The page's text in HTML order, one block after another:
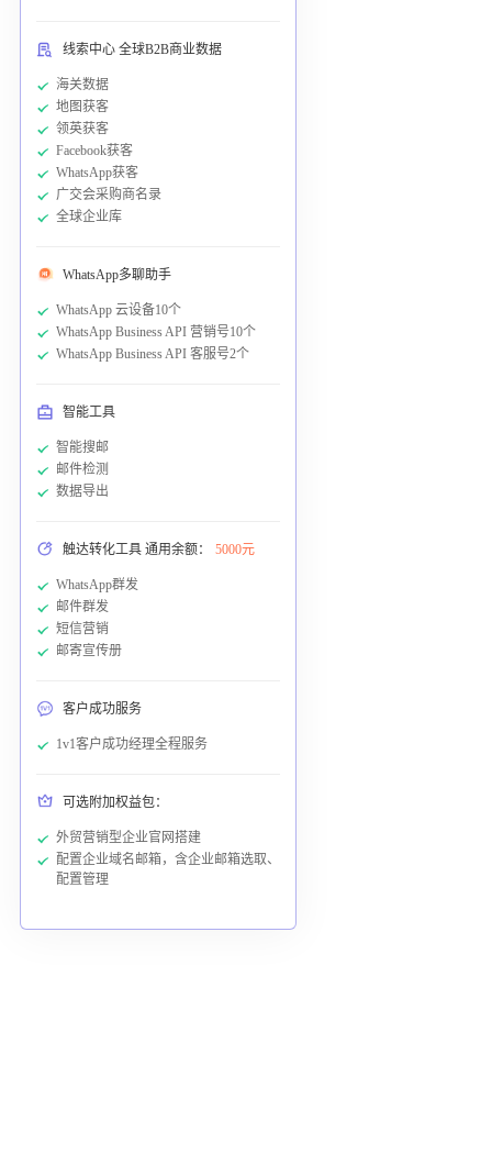
线索中心 全球B2B商业数据
海关数据
地图获客
领英获客
Facebook获客
WhatsApp获客
广交会采购商名录
全球企业库
WhatsApp多聊助手
WhatsApp 云设备10个
WhatsApp Business API 营销号10个
WhatsApp Business API 客服号2个
智能工具
智能搜邮
邮件检测
数据导出
触达转化工具 通用余额： 5000元
WhatsApp群发
邮件群发
短信营销
邮寄宣传册
客户成功服务
1v1客户成功经理全程服务
可选附加权益包：
外贸营销型企业官网搭建
配置企业域名邮箱，含企业邮箱选取、
配置管理